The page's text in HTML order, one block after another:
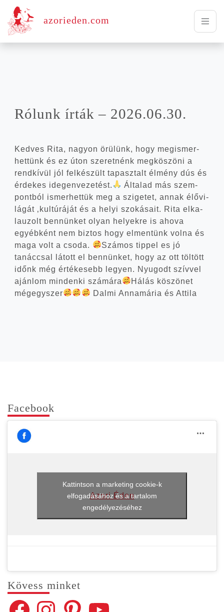
azorieden.com
Rólunk írták – 2026.06.30.
Ked­ves Rita, nagyon örü­lünk, hogy meg­is­mer­
het­tünk és ez úton sze­ret­nénk meg­kö­szö­ni a
rend­kí­vül jól fel­ké­szült tapasz­talt élmény dús és
érde­kes ide­gen­ve­ze­tést.
Álta­lad más szem­
pont­ból ismer­het­tük meg a szi­ge­tet, annak élő­vi­
lá­gát ‚kul­tú­rá­ját és a helyi szo­ká­sa­it. Rita elka­
la­u­zolt ben­nün­ket olyan helyek­re is aho­va
egyéb­ként nem biz­tos hogy elmen­tünk vol­na és
maga volt a cso­da.
Szá­mos tip­pel es jó
tanáccsal látott el ben­nün­ket, hogy az ott töl­tött
időnk még érté­ke­sebb legyen. Nyu­godt szív­vel
aján­lom min­den­ki számára
Hálás köszö­net
még­egy­szer
Dal­mi Anna­má­ria és Attila
Face­book
Azori Éden
Kattintson a marketing cookie-k
elfogadásához és a tartalom
engedélyezéséhez
Kövess min­ket
FacebookInstagramPinterestYouTube